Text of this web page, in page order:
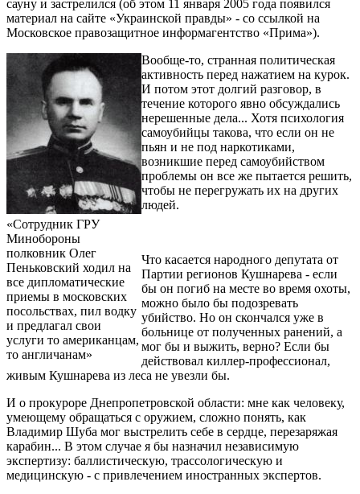
сауну и застрелился (об этом 11 января 2005 года появился
материал на сайте «Украинской правды» - со ссылкой на
Московское правозащитное информагентство «Прима»).
«Сотрудник ГРУ
Минобороны
полковник Олег
Пеньковский ходил на
все дипломатические
приемы в московских
посольствах, пил водку
и предлагал свои
услуги то американцам,
то англичанам»
Вообще-то, странная политическая
активность перед нажатием на курок.
И потом этот долгий разговор, в
течение которого явно обсуждались
нерешенные дела... Хотя психология
самоубийцы такова, что если он не
пьян и не под наркотиками,
возникшие перед самоубийством
проблемы он все же пытается решить,
чтобы не перегружать их на других
людей.
Что касается народного депутата от
Партии регионов Кушнарева - если
бы он погиб на месте во время охоты,
можно было бы подозревать
убийство. Но он скончался уже в
больнице от полученных ранений, а
мог бы и выжить, верно? Если бы
действовал киллер-профессионал,
живым Кушнарева из леса не увезли бы.
И о прокуроре Днепропетровской области: мне как человеку,
умеющему обращаться с оружием, сложно понять, как
Владимир Шуба мог выстрелить себе в сердце, перезаряжая
карабин... В этом случае я бы назначил независимую
экспертизу: баллистическую, трассологическую и
медицинскую - с привлечением иностранных экспертов.